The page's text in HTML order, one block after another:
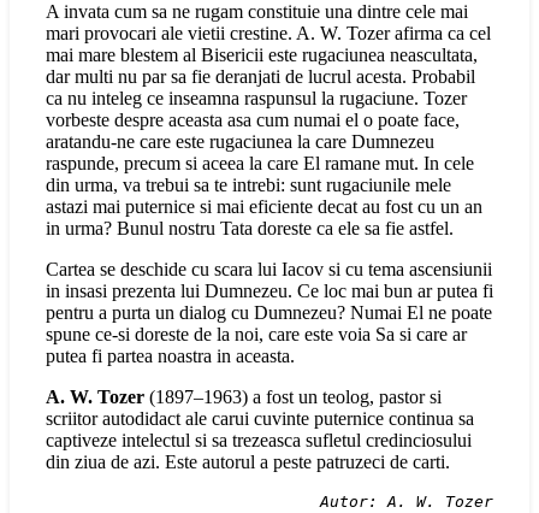
A invata cum sa ne rugam constituie una dintre cele mai
mari provocari ale vietii crestine. A. W. Tozer afirma ca cel
mai mare blestem al Bisericii este rugaciunea neascultata,
dar multi nu par sa fie deranjati de lucrul acesta. Probabil
ca nu inteleg ce inseamna raspunsul la rugaciune. Tozer
vorbeste despre aceasta asa cum numai el o poate face,
aratandu-ne care este rugaciunea la care Dumnezeu
raspunde, precum si aceea la care El ramane mut. In cele
din urma, va trebui sa te intrebi: sunt rugaciunile mele
astazi mai puternice si mai eficiente decat au fost cu un an
in urma? Bunul nostru Tata doreste ca ele sa fie astfel.
Cartea se deschide cu scara lui Iacov si cu tema ascensiunii
in insasi prezenta lui Dumnezeu. Ce loc mai bun ar putea fi
pentru a purta un dialog cu Dumnezeu? Numai El ne poate
spune ce-si doreste de la noi, care este voia Sa si care ar
putea fi partea noastra in aceasta.
A. W. Tozer (1897–1963) a fost un teolog, pastor si
scriitor autodidact ale carui cuvinte puternice continua sa
captiveze intelectul si sa trezeasca sufletul credinciosului
din ziua de azi. Este autorul a peste patruzeci de carti.
Autor: A. W. Tozer